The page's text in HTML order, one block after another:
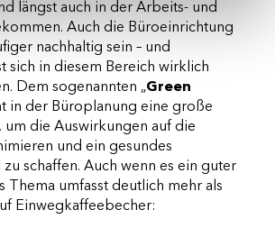
längst auch in der Arbeits- und
Auch die Büroeinrichtung
nachhaltig sein – und
sich in diesem Bereich wirklich
Dem sogenannten „Green
in der Büroplanung eine große
um die Auswirkungen auf die
und ein gesundes
schaffen. Auch wenn es ein guter
Thema umfasst deutlich mehr als
Einwegkaffeebecher: